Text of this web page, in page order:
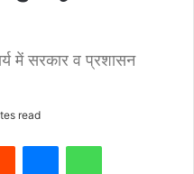
में सरकार व प्रशासन
read